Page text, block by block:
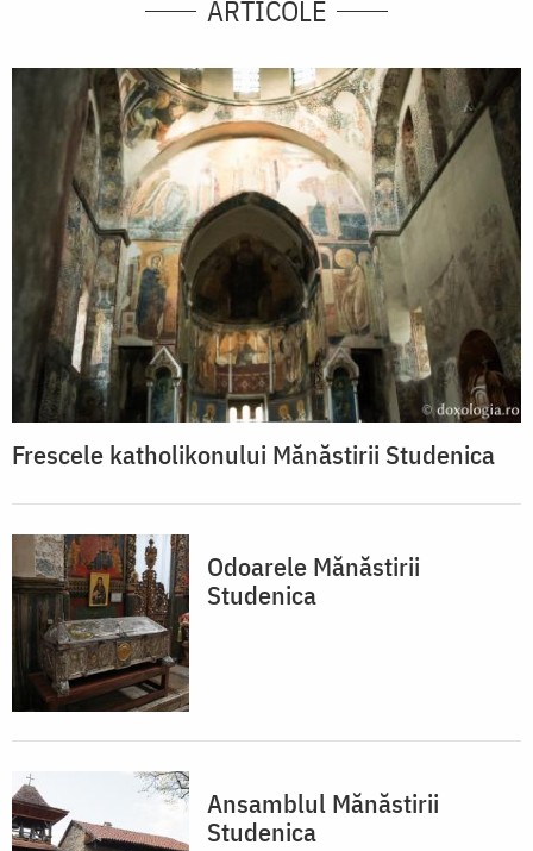
ARTICOLE
Frescele katholikonului Mănăstirii Studenica
Odoarele Mănăstirii
Studenica
Ansamblul Mănăstirii
Studenica